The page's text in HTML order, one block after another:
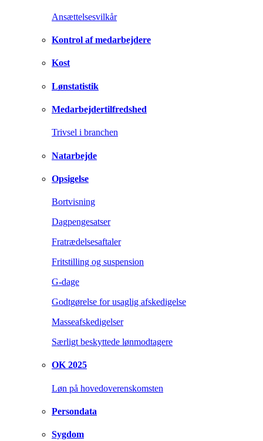
Ansættelsesvilkår
Kontrol af medarbejdere
Kost
Lønstatistik
Medarbejdertilfredshed
Trivsel i branchen
Natarbejde
Opsigelse
Bortvisning
Dagpengesatser
Fratrædelsesaftaler
Fritstilling og suspension
G-dage
Godtgørelse for usaglig afskedigelse
Masseafskedigelser
Særligt beskyttede lønmodtagere
OK 2025
Løn på hovedoverenskomsten
Persondata
Sygdom